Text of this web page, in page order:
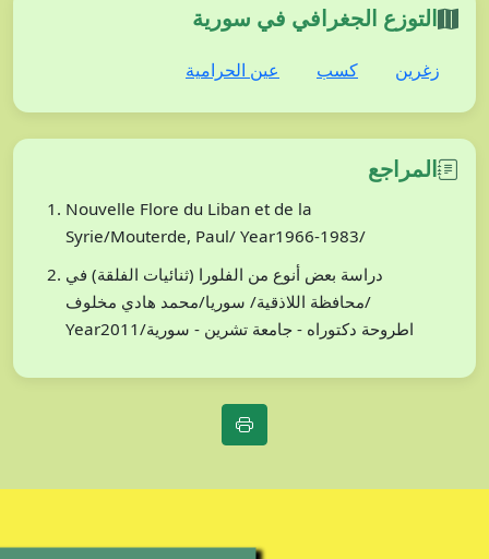
التوزع الجغرافي في سورية
زغرين كسب عين الحرامية
المراجع
Nouvelle Flore du Liban et de la
Syrie/Mouterde, Paul/ Year1966-1983/
دراسة بعض أنوع من الفلورا (ثنائيات الفلقة) في
محافظة اللاذقية/ سوريا/محمد هادي مخلوف/
Year2011/اطروحة دكتوراه - جامعة تشرين - سورية